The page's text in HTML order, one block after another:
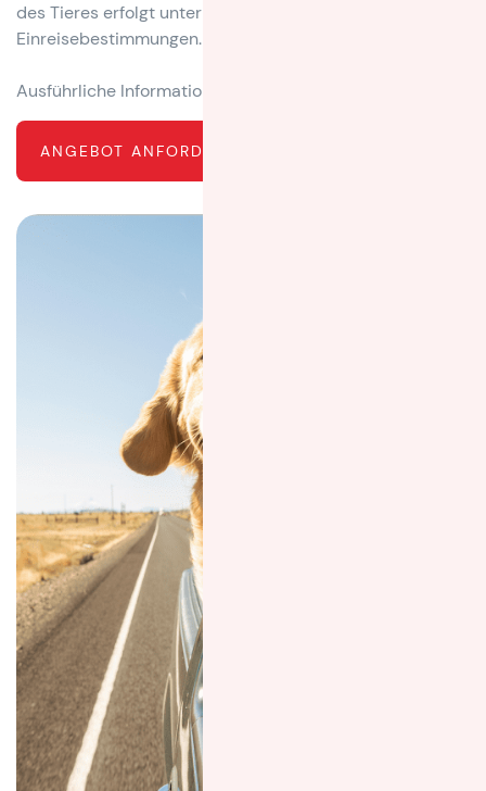
des Tieres erfolgt unter Einhaltung aller gesetzlichen
Einreisebestimmungen.
Ausführliche Informationen unter
ANGEBOT ANFORDERN